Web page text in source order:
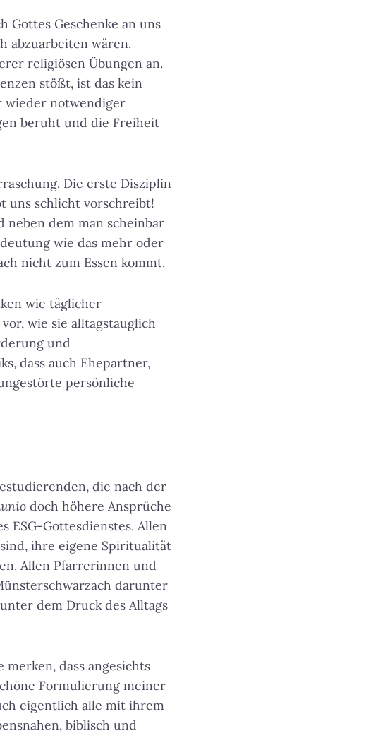
Gottes Geschenke an uns
abzuarbeiten wären.
religiösen Übungen an.
stößt, ist das kein
wieder notwendiger
beruht und die Freiheit
Die erste Disziplin
uns schlicht vorschreibt!
neben dem man scheinbar
wie das mehr oder
nicht zum Essen kommt.
wie täglicher
wie sie alltagstauglich
und
dass auch Ehepartner,
persönliche
die nach der
doch höhere Ansprüche
ESG-Gottesdienstes. Allen
ihre eigene Spiritualität
Allen Pfarrerinnen und
darunter
dem Druck des Alltags
dass angesichts
Formulierung meiner
eigentlich alle mit ihrem
biblisch und